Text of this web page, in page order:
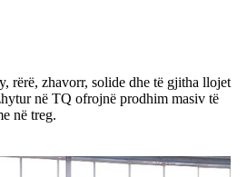
rërë, zhavorr, solide dhe të gjitha llojet
në TQ ofrojnë prodhim masiv të
në treg.